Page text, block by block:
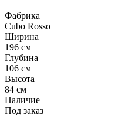
Фабрика
Cubo Rosso
Ширина
196 см
Глубина
106 см
Высота
84 см
Наличие
Под заказ